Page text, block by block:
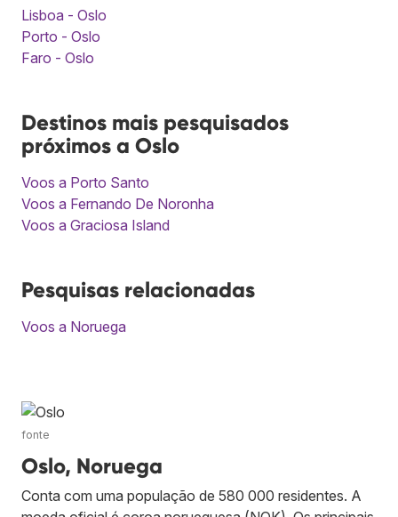
Lisboa - Oslo
Porto - Oslo
Faro - Oslo
Destinos mais pesquisados
próximos a Oslo
Voos a Porto Santo
Voos a Fernando De Noronha
Voos a Graciosa Island
Pesquisas relacionadas
Voos a Noruega
fonte
Oslo, Noruega
Conta com uma população de 580 000 residentes. A